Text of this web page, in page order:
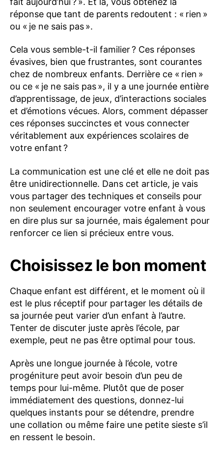
réponse que tant de parents redoutent : « rien »
ou « je ne sais pas ».
Cela vous semble-t-il familier ? Ces réponses
évasives, bien que frustrantes, sont courantes
chez de nombreux enfants. Derrière ce « rien »
ou ce « je ne sais pas », il y a une journée entière
d’apprentissage, de jeux, d’interactions sociales
et d’émotions vécues. Alors, comment dépasser
ces réponses succinctes et vous connecter
véritablement aux expériences scolaires de
votre enfant ?
La communication est une clé et elle ne doit pas
être unidirectionnelle. Dans cet article, je vais
vous partager des techniques et conseils pour
non seulement encourager votre enfant à vous
en dire plus sur sa journée, mais également pour
renforcer ce lien si précieux entre vous.
Choisissez le bon moment
Chaque enfant est différent, et le moment où il
est le plus réceptif pour partager les détails de
sa journée peut varier d’un enfant à l’autre.
Tenter de discuter juste après l’école, par
exemple, peut ne pas être optimal pour tous.
Après une longue journée à l’école, votre
progéniture peut avoir besoin d’un peu de
temps pour lui-même. Plutôt que de poser
immédiatement des questions, donnez-lui
quelques instants pour se détendre, prendre
une collation ou même faire une petite sieste s’il
en ressent le besoin.